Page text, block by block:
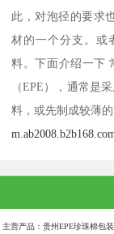
此，对泡径的要求
材的一个分支。或
料。下面介绍一下
（EPE），通常是
料，或先制成较薄
主营产品：贵州EPE珍珠棉包